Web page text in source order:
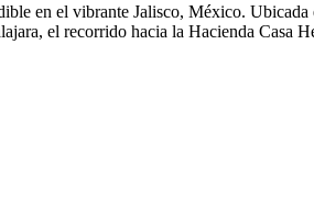
en el vibrante Jalisco, México.
el recorrido hacia la Hacienda Casa